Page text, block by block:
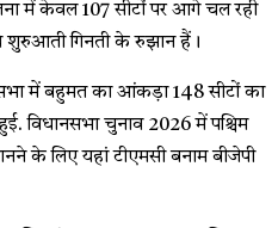
में केवल 107 सीटों पर आगे चल रही
शुरुआती गिनती के रुझान हैं।
में बहुमत का आंकड़ा 148 सीटों का
विधानसभा चुनाव 2026 में पश्चिम
के लिए यहां टीएमसी बनाम बीजेपी